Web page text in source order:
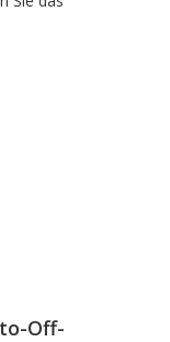
Off-